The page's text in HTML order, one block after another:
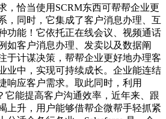
，恰当使用SCRM东西可帮帮企业更
，同时，它集成了客户消息办理、互
功能！它依托正在线会议、视频通话
如客户消息办理、发卖以及数据阐
于计谋决策，帮帮企业更好地办理客
业中，实现可持续成长。企业能连结
响应客户需求。取此同时，利用
它能提高客户沟通效率，近年来、跟
上升，用户能够借帮企微帮手轻抓紧